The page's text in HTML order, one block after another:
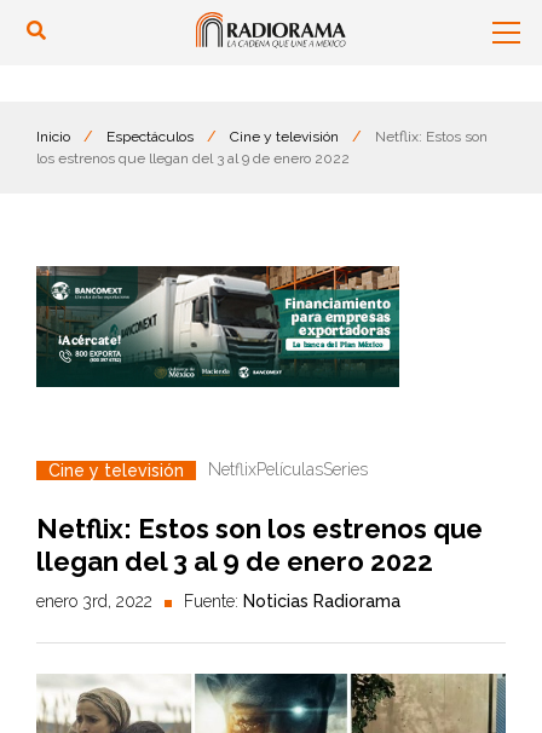
Inicio / Espectáculos / Cine y televisión /
Netflix: Estos son
los estrenos que llegan del 3 al 9 de enero 2022
Cine y televisión NetflixPelículasSeries
Netflix: Estos son los estrenos que
llegan del 3 al 9 de enero 2022
enero 3rd, 2022 Fuente: Noticias Radiorama